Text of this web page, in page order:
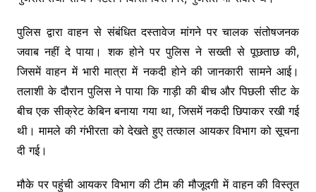
पुलिस द्वारा वाहन से संबंधित दस्तावेज मांगने पर चालक संतोषजनक
जवाब नहीं दे पाया। शक होने पर पुलिस ने सख्ती से पूछताछ की,
जिसमें वाहन में भारी मात्रा में नकदी होने की जानकारी सामने आई।
तलाशी के दौरान पुलिस ने पाया कि गाड़ी की बीच और पिछली सीट के
बीच एक सीक्रेट केबिन बनाया गया था, जिसमें नकदी छिपाकर रखी गई
थी। मामले की गंभीरता को देखते हुए तत्काल आयकर विभाग को सूचना
दी गई।
मौके पर पहुंची आयकर विभाग की टीम की मौजूदगी में वाहन की विस्तृत